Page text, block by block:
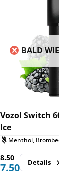
BALD
Vozol Switch
Ice
Menthol,
7.50
8.50 Details